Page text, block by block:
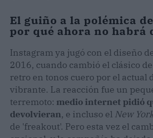
El guiño a la polémica
por qué ahora no habrá
Instagram ya jugó con el diseño
2016, cuando cambió el clásico
retro en tonos cuero por el actual
vibrante. La reacción fue un
terremoto: medio internet pidió
devolvieran, e incluso el New
de 'freakout'. Pero esta vez el